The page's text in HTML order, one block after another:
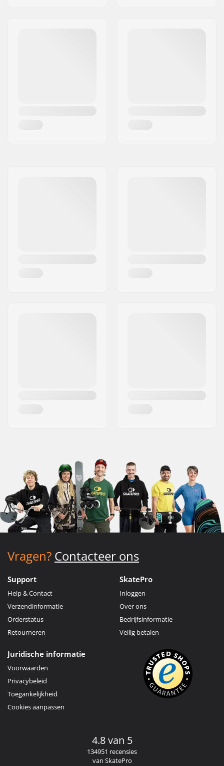
Vragen? Contacteer ons
Support
Help & Contact
Verzendinformatie
Orderstatus
Retourneren
SkatePro
Inloggen
Over ons
Bedrijfsinformatie
Veilig betalen
Juridische informatie
Voorwaarden
Privacybeleid
Toegankelijkheid
Cookies aanpassen
4.8 van 5
134951 recensies
van SkatePro